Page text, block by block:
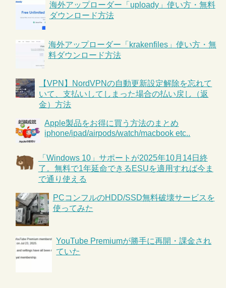
海外アップローダー「uploady」使い方・無料
ダウンロード方法
海外アップローダー「krakenfiles」使い方・無
料ダウンロード方法
【VPN】NordVPNの自動更新設定解除を忘れて
いて、支払いしてしまった場合の払い戻し（返
金）方法
Apple製品をお得に買う方法のまとめ
iphone/ipad/airpods/watch/macbook etc..
「Windows 10」サポートが2025年10月14日終
了。無料で1年延命できるESUを適用すれば今ま
で通り使える
PCコンフルのHDD/SSD無料破壊サービスを
使ってみた
YouTube Premiumが勝手に再開・課金され
ていた